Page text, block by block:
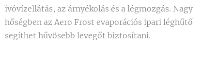
ivóvízellátás, az árnyékolás és a légmozgás. Nagy
hőségben az Aero Frost evaporációs ipari léghűtő
segíthet hűvösebb levegőt biztosítani.